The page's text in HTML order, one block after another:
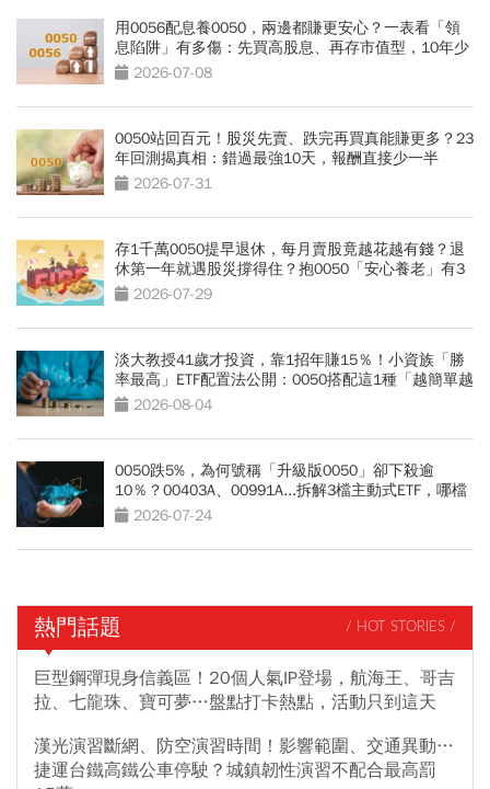
用0056配息養0050，兩邊都賺更安心？一表看「領
息陷阱」有多傷：先買高股息、再存市值型，10年少
賺330萬
2026-07-08
0050站回百元！股災先賣、跌完再買真能賺更多？23
年回測揭真相：錯過最強10天，報酬直接少一半
2026-07-31
存1千萬0050提早退休，每月賣股竟越花越有錢？退
休第一年就遇股災撐得住？抱0050「安心養老」有3
條件2026-07-29
淡大教授41歲才投資，靠1招年賺15％！小資族「勝
率最高」ETF配置法公開：0050搭配這1種「越簡單越
好賺」
2026-08-04
0050跌5%，為何號稱「升級版0050」卻下殺逾
10％？00403A、00991A...拆解3檔主動式ETF，哪檔
最抗跌？
2026-07-24
熱門話題 / HOT STORIES /
巨型鋼彈現身信義區！20個人氣IP登場，航海王、哥吉
拉、七龍珠、寶可夢…盤點打卡熱點，活動只到這天
漢光演習斷網、防空演習時間！影響範圍、交通異動…
捷運台鐵高鐵公車停駛？城鎮韌性演習不配合最高罰